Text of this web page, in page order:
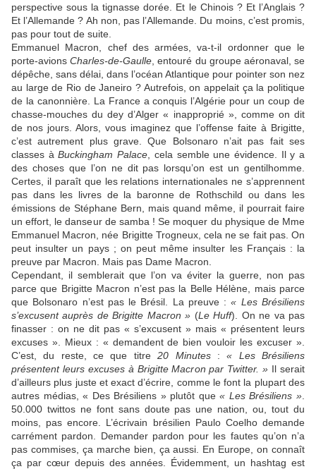
perspective sous la tignasse dorée. Et le Chinois ? Et l’Anglais ?
Et l’Allemande ? Ah non, pas l’Allemande. Du moins, c’est promis,
pas pour tout de suite.
Emmanuel Macron, chef des armées, va-t-il ordonner que le
porte-avionsCharles-de-Gaulle , entouré du groupe aéronaval, se
dépêche, sans délai, dans l’océan Atlantique pour pointer son nez
au large de Rio de Janeiro ? Autrefois, on appelait ça la politique
de la canonnière. La France a conquis l’Algérie pour un coup de
chasse-mouches du dey d’Alger « inapproprié », comme on dit
de nos jours. Alors, vous imaginez que l’offense faite à Brigitte,
c’est autrement plus grave. Que Bolsonaro n’ait pas fait ses
classes àBuckingham Palace , cela semble une évidence. Il y a
des choses que l’on ne dit pas lorsqu’on est un gentilhomme.
Certes, il paraît que les relations internationales ne s’apprennent
pas dans les livres de la baronne de Rothschild ou dans les
émissions de Stéphane Bern, mais quand même, il pourrait faire
un effort, le danseur de samba ! Se moquer du physique de Mme
Emmanuel Macron, née Brigitte Trogneux, cela ne se fait pas. On
peut insulter un pays ; on peut même insulter les Français : la
preuve par Macron. Mais pas Dame Macron.
Cependant, il semblerait que l’on va éviter la guerre, non pas
parce que Brigitte Macron n’est pas la Belle Hélène, mais parce
que Bolsonaro n’est pas le Brésil. La preuve :« Les Brésiliens
s’excusent auprès de Brigitte Macron » (Le Huff). On ne va pas
finasser : on ne dit pas « s’excusent » mais « présentent leurs
excuses ». Mieux : « demandent de bien vouloir les excuser ».
C’est, du reste, ce que titre20 Minutes:« Les Brésiliens
présentent leurs excuses à Brigitte Macron par Twitter. » Il serait
d’ailleurs plus juste et exact d’écrire, comme le font la plupart des
autres médias, « Des Brésiliens » plutôt que« Les Brésiliens »
50.000 twittos ne font sans doute pas une nation, ou, tout du
moins, pas encore. L’écrivain brésilien Paulo Coelho demande
carrément pardon. Demander pardon pour les fautes qu’on n’a
pas commises, ça marche bien, ça aussi. En Europe, on connaît
ça par cœur depuis des années. Évidemment, un hashtag est